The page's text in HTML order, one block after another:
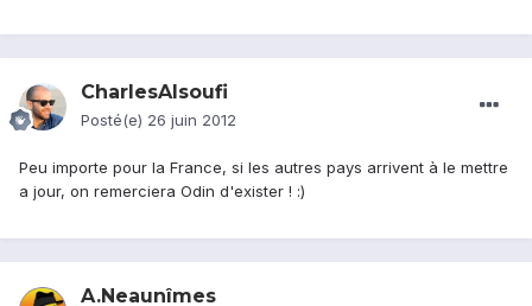
CharlesAlsoufi
Posté(e) 26 juin 2012
Peu importe pour la France, si les autres pays arrivent à le mettre
a jour, on remerciera Odin d'exister ! :)
A.Neaunîmes